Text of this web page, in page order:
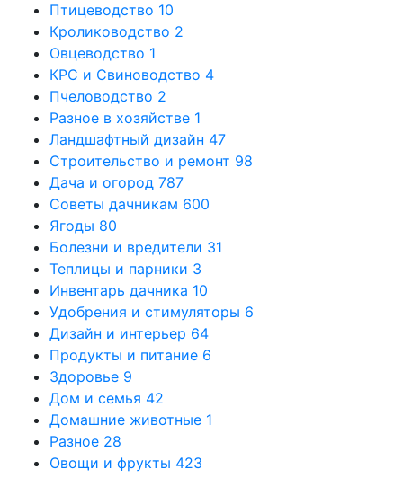
Птицеводство 10
Кролиководство 2
Овцеводство 1
КРС и Свиноводство 4
Пчеловодство 2
Разное в хозяйстве 1
Ландшафтный дизайн 47
Строительство и ремонт 98
Дача и огород 787
Советы дачникам 600
Ягоды 80
Болезни и вредители 31
Теплицы и парники 3
Инвентарь дачника 10
Удобрения и стимуляторы 6
Дизайн и интерьер 64
Продукты и питание 6
Здоровье 9
Дом и семья 42
Домашние животные 1
Разное 28
Овощи и фрукты 423